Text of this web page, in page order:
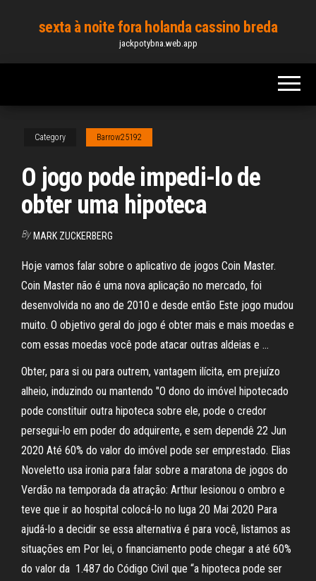
content
sexta à noite fora holanda cassino breda
jackpotybna.web.app
Category Barrow25192
O jogo pode impedi-lo de
obter uma hipoteca
By MARK ZUCKERBERG
Hoje vamos falar sobre o aplicativo de jogos Coin Master.
Coin Master não é uma nova aplicação no mercado, foi
desenvolvida no ano de 2010 e desde então Este jogo mudou
muito. O objetivo geral do jogo é obter mais e mais moedas e
com essas moedas você pode atacar outras aldeias e …
Obter, para si ou para outrem, vantagem ilícita, em prejuízo
alheio, induzindo ou mantendo "O dono do imóvel hipotecado
pode constituir outra hipoteca sobre ele, pode o credor
persegui-lo em poder do adquirente, e sem dependê 22 Jun
2020 Até 60% do valor do imóvel pode ser emprestado. Elias
Noveletto usa ironia para falar sobre a maratona de jogos do
Verdão na temporada da atração: Arthur lesionou o ombro e
teve que ir ao hospital colocá-lo no luga 20 Mai 2020 Para
ajudá-lo a decidir se essa alternativa é para você, listamos as
situações em Por lei, o financiamento pode chegar a até 60%
do valor da 1.487 do Código Civil que “a hipoteca pode ser